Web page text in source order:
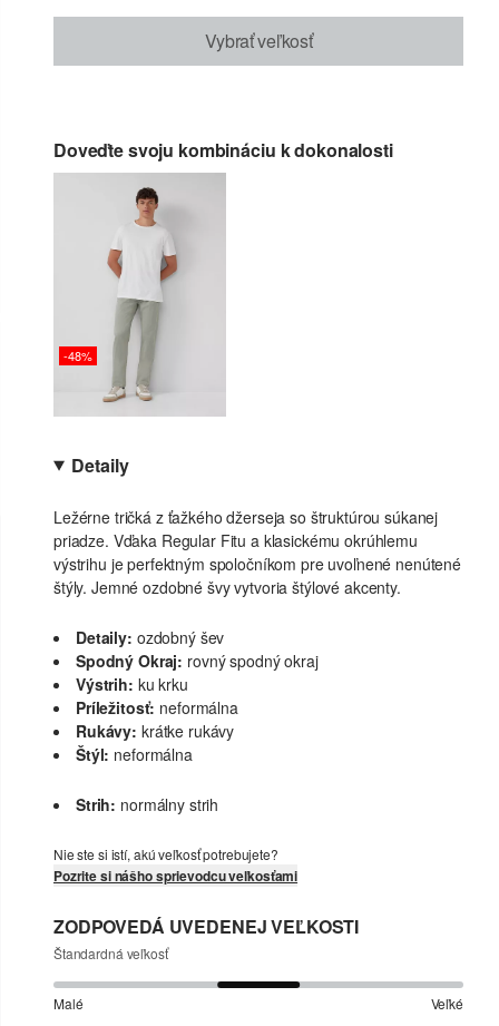
Vybrať veľkosť
Doveďte svoju kombináciu k dokonalosti
-48%
Detaily
Ležérne tričká z ťažkého džerseja so štruktúrou súkanej
priadze. Vďaka Regular Fitu a klasickému okrúhlemu
výstrihu je perfektným spoločníkom pre uvoľnené nenútené
štýly. Jemné ozdobné švy vytvoria štýlové akcenty.
Detaily: ozdobný šev
Spodný Okraj: rovný spodný okraj
Výstrih: ku krku
Príležitosť: neformálna
Rukávy: krátke rukávy
Štýl: neformálna
Strih: normálny strih
Nie ste si istí, akú veľkosť potrebujete?
Pozrite si nášho sprievodcu veľkosťami
ZODPOVEDÁ UVEDENEJ VEĽKOSTI
Štandardná veľkosť
Malé Veľké